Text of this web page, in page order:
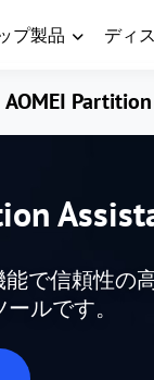
プ製品 ディ
AOMEI
で信頼性の
ルです。